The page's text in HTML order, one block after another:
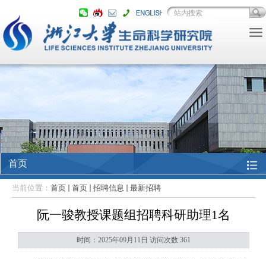
首页
当前位置： 首页 首页 招聘信息 最新招聘
阮一骏教授课题组招聘科研助理1名
时间：2025年09月11日 访问次数:361